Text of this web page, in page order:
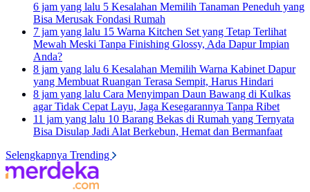
6 jam yang lalu 5 Kesalahan Memilih Tanaman Peneduh yang
Bisa Merusak Fondasi Rumah
7 jam yang lalu 15 Warna Kitchen Set yang Tetap Terlihat
Mewah Meski Tanpa Finishing Glossy, Ada Dapur Impian
Anda?
8 jam yang lalu 6 Kesalahan Memilih Warna Kabinet Dapur
yang Membuat Ruangan Terasa Sempit, Harus Hindari
8 jam yang lalu Cara Menyimpan Daun Bawang di Kulkas
agar Tidak Cepat Layu, Jaga Kesegarannya Tanpa Ribet
11 jam yang lalu 10 Barang Bekas di Rumah yang Ternyata
Bisa Disulap Jadi Alat Berkebun, Hemat dan Bermanfaat
Selengkapnya Trending